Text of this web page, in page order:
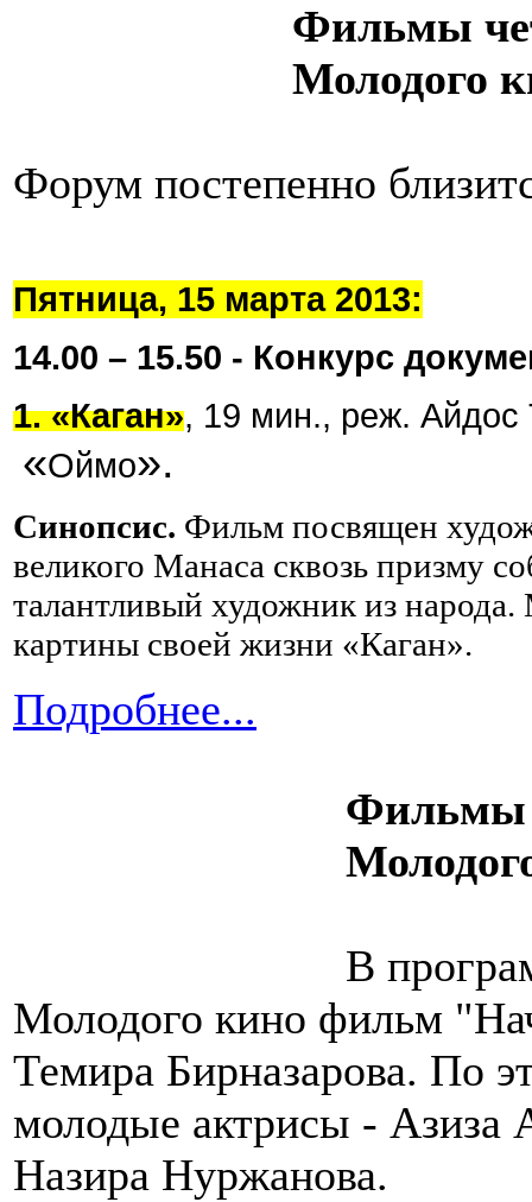
Фильмы
Молодого
Форум постепенно
Пятница, 15 марта 2013:
14.00 – 15.50 - Конкурс
1. «Каган», 19 мин., реж.
«Оймо».
Синопсис. Фильм посвящен
великого Манаса сквозь призму
талантливый художник из
картины своей жизни «Каган».
Подробнее...
Фильмы
В
Молодого кино фильм
Темира Бирназарова. По
молодые актрисы - Азиза
Назира Нуржанова.